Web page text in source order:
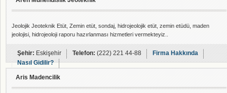
Jeolojik Jeoteknik Etüt, Zemin etüt, sondaj, hidrojeolojik etüt, zemin etüdü, maden
jeolojisi, hidrojeoloji raporu hazırlanması hizmetleri vermekteyiz..
Şehir:Eskişehir Telefon:(222) 221 44-88
Firma Hakkında
Nasıl Gidilir?
Aris Madencilik